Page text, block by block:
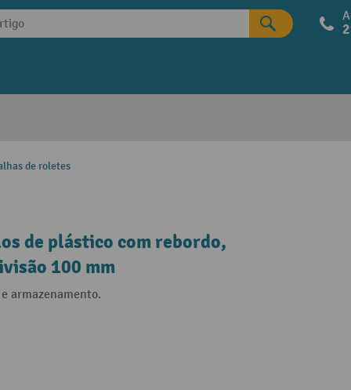
de roletes
de plástico com rebordo,
100 mm
armazenamento.